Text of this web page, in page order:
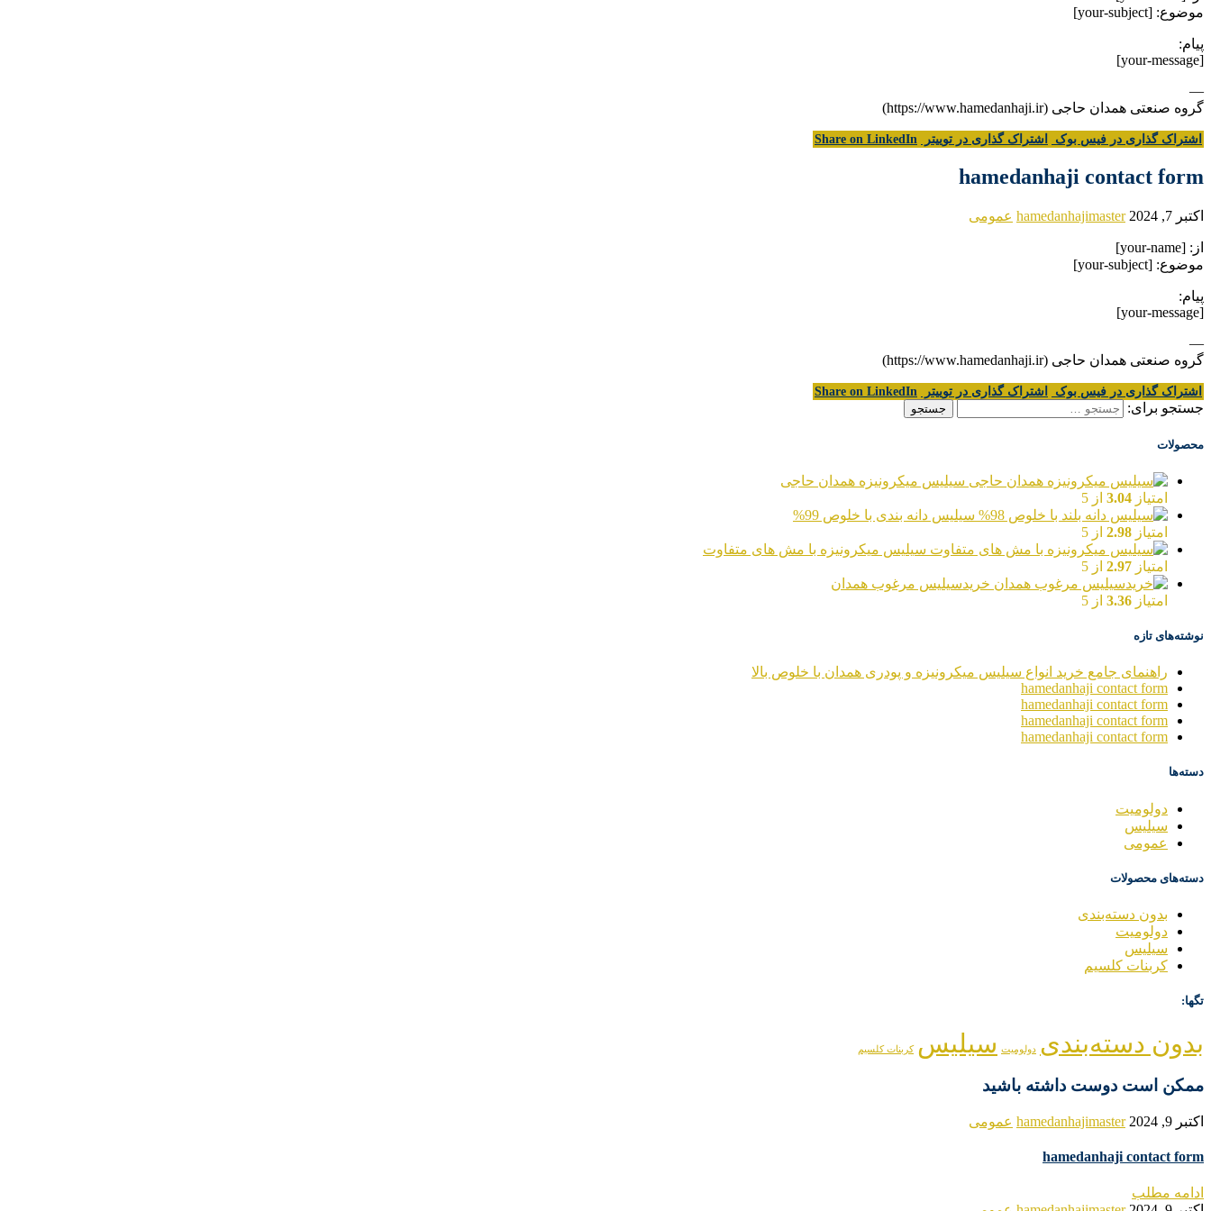
موضوع: [your-subject]
پیام:
[your-message]
—
گروه صنعتی همدان حاجی (https://www.hamedanhaji.ir)
اشتراک گذاری در فیس بوک اشتراک گذاری در توییتر Share on LinkedIn
hamedanhaji contact form
اکتبر 7, 2024 hamedanhajimaster عمومی
از: [your-name]
موضوع: [your-subject]
پیام:
[your-message]
—
گروه صنعتی همدان حاجی (https://www.hamedanhaji.ir)
اشتراک گذاری در فیس بوک اشتراک گذاری در توییتر Share on LinkedIn
جستجو برای:
محصولات
سیلیس میکرونیزه همدان حاجی
امتیاز 3.04 از 5
سیلیس دانه بندی با خلوص 99%
امتیاز 2.98 از 5
سیلیس میکرونیزه با مش های متفاوت
امتیاز 2.97 از 5
خریدسیلیس مرغوب همدان
امتیاز 3.36 از 5
نوشته‌های تازه
راهنمای جامع خرید انواع سیلیس میکرونیزه و پودری همدان با خلوص بالا
hamedanhaji contact form
hamedanhaji contact form
hamedanhaji contact form
hamedanhaji contact form
دسته‌ها
دولومیت
سیلیس
عمومی
دسته‌های محصولات
بدون دسته‌بندی
دولومیت
سیلیس
کربنات کلسیم
تگها:
بدون دسته‌بندی دولومیت سیلیس کربنات کلسیم
ممکن است دوست داشته باشید
اکتبر 9, 2024 hamedanhajimaster عمومی
hamedanhaji contact form
ادامه مطلب